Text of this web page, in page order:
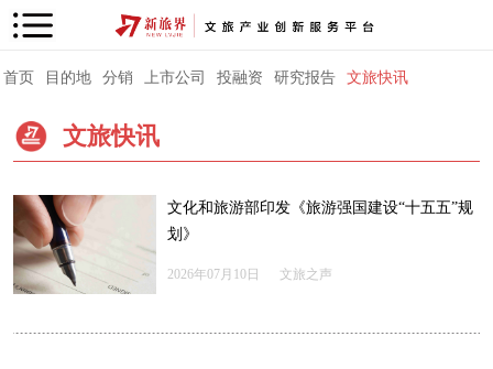
首页 目的地 分销 上市公司 投融资 研究报告 文旅快讯
文旅快讯
文化和旅游部印发《旅游强国建设“十五五”规
划》
2026年07月10日 文旅之声